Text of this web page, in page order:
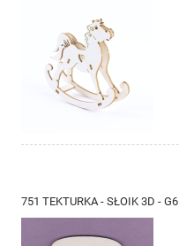
751 TEKTURKA - SŁOIK 3D - G6